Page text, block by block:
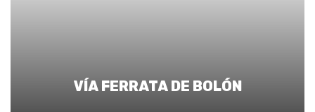
VÍA FERRATA DE BOLÓN